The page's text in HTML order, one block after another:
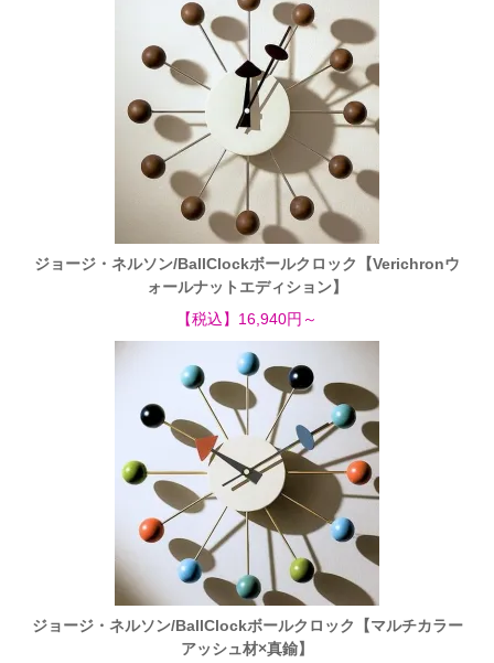
ジョージ・ネルソン/BallClockボールクロック【Verichronウ
ォールナットエディション】
【税込】16,940円～
ジョージ・ネルソン/BallClockボールクロック【マルチカラー
アッシュ材×真鍮】